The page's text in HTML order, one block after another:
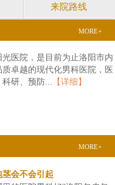
来院路线
MORE+
光医院，是目前为止洛阳市内
卓越的现代化男科医院，医
研、预防...
【详细】
MORE+
会不会引起